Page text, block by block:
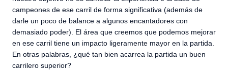
campeones de ese carril de forma significativa (además de
darle un poco de balance a algunos encantadores con
demasiado poder). El área que creemos que podemos mejorar
en ese carril tiene un impacto ligeramente mayor en la partida.
En otras palabras, ¿qué tan bien acarrea la partida un buen
carrilero superior?